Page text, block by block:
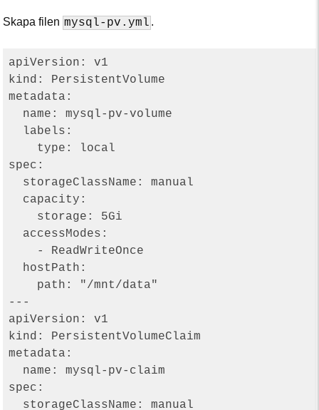
Skapa filen mysql-pv.yml .
apiVersion: v1
kind: PersistentVolume
metadata:
  name: mysql-pv-volume
  labels:
    type: local
spec:
  storageClassName: manual
  capacity:
    storage: 5Gi
  accessModes:
    - ReadWriteOnce
  hostPath:
    path: "/mnt/data"
---
apiVersion: v1
kind: PersistentVolumeClaim
metadata:
  name: mysql-pv-claim
spec:
  storageClassName: manual